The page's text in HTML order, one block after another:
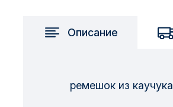
Описание
ремешок из каучука